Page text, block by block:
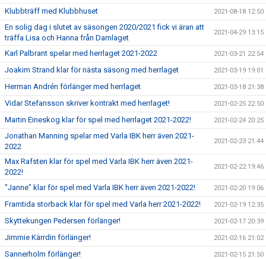
Klubbträff med Klubbhuset 2021-08-18 12:50
En solig dag i slutet av säsongen 2020/2021 fick vi äran att
träffa Lisa och Hanna från Damlaget
2021-04-29 13:15
Karl Palbrant spelar med herrlaget 2021-2022 2021-03-21 22:54
Joakim Strand klar för nästa säsong med herrlaget 2021-03-19 19:01
Herman Andrén förlänger med herrlaget 2021-03-18 21:38
Vidar Stefansson skriver kontrakt med herrlaget! 2021-02-25 22:50
Martin Eineskog klar för spel med herrlaget 2021-2022! 2021-02-24 20:25
Jonathan Manning spelar med Varla IBK herr även 2021-
2022
2021-02-23 21:44
Max Rafsten klar för spel med Varla IBK herr även 2021-
2022!
2021-02-22 19:46
"Janne" klar för spel med Varla IBK herr även 2021-2022! 2021-02-20 19:06
Framtida storback klar för spel med Varla herr 2021-2022! 2021-02-19 12:35
Skyttekungen Pedersen förlänger! 2021-02-17 20:39
Jimmie Kärrdin förlänger! 2021-02-16 21:02
Sannerholm förlänger! 2021-02-15 21:50